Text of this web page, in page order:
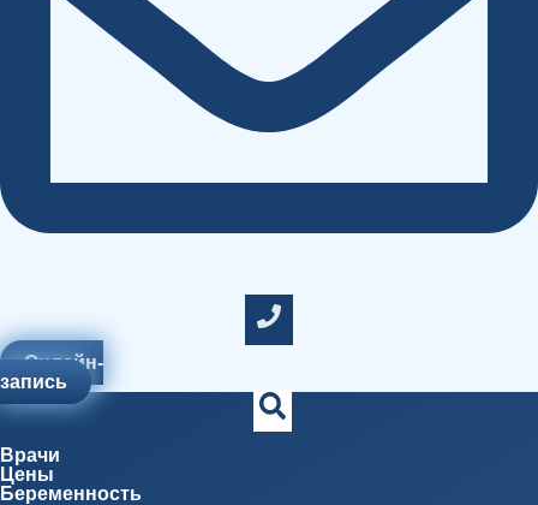
Онлайн-
запись
Врачи
Цены
Беременность